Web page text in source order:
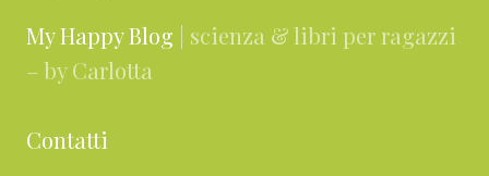
My Happy Blog | scienza & libri per ragazzi
– by Carlotta
Contatti